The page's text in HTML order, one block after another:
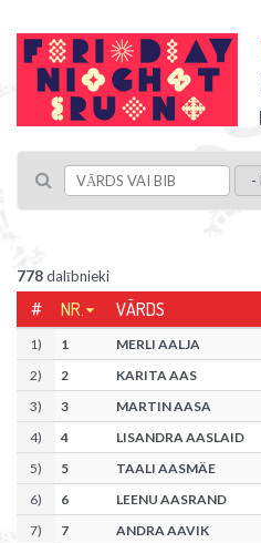
778dalībnieki
# NR. VĀRDS
1) 1 MERLI AALJA
2) 2 KARITA AAS
3) 3 MARTIN AASA
4) 4 LISANDRA AASLAID
5) 5 TAALI AASMÄE
6) 6 LEENU AASRAND
7) 7 ANDRA AAVIK